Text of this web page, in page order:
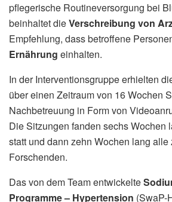
pflegerische Routineversorgung bei
beinhaltet dieVerschreibung von
Empfehlung, dass betroffene
Ernährung einhalten.
In der Interventionsgruppe erhielten
über einen Zeitraum von 16 Wochen
Nachbetreuung in Form von
Die Sitzungen fanden sechs Wochen
statt und dann zehn Wochen lang
Forschenden.
Das von dem Team entwickelte
Programme – Hypertension (SwaP-